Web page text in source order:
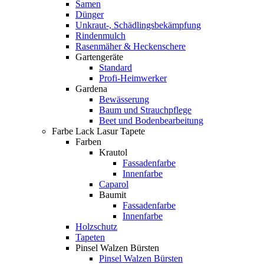
Samen
Dünger
Unkraut-, Schädlingsbekämpfung
Rindenmulch
Rasenmäher & Heckenschere
Gartengeräte
Standard
Profi-Heimwerker
Gardena
Bewässerung
Baum und Strauchpflege
Beet und Bodenbearbeitung
Farbe Lack Lasur Tapete
Farben
Krautol
Fassadenfarbe
Innenfarbe
Caparol
Baumit
Fassadenfarbe
Innenfarbe
Holzschutz
Tapeten
Pinsel Walzen Bürsten
Pinsel Walzen Bürsten